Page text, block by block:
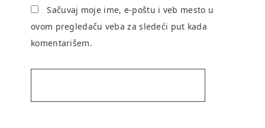
Sačuvaj moje ime, e-poštu i veb mesto u
ovom pregledaču veba za sledeći put kada
komentarišem.